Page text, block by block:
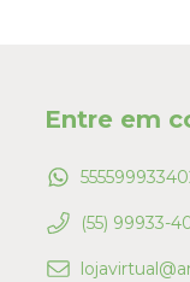
Entre em
(55) 99933-